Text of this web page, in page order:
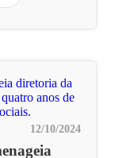
12/10/2024